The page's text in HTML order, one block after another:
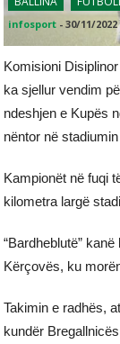
infosport -30/11/2022
Komisioni
ka sjellur vendim
ndeshjen e Kupës
nëntor në
Kampionët në fuqi
kilometra largë
“Bardheblutë”
Kërçovës, ku
Takimin e radhës,
kundër